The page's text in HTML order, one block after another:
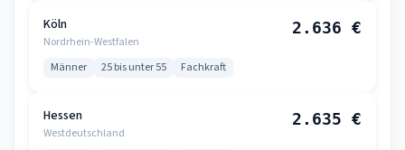
Köln
Nordrhein-Westfalen
2.636 €
Männer 25 bis unter 55 Fachkraft
Hessen
Westdeutschland
2.635 €